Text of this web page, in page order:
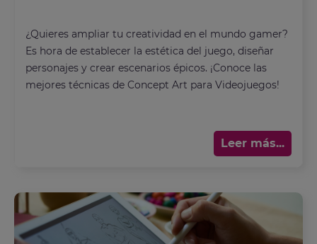
¿Quieres ampliar tu creatividad en el mundo gamer?
Es hora de establecer la estética del juego, diseñar
personajes y crear escenarios épicos. ¡Conoce las
mejores técnicas de Concept Art para Videojuegos!
Leer más...